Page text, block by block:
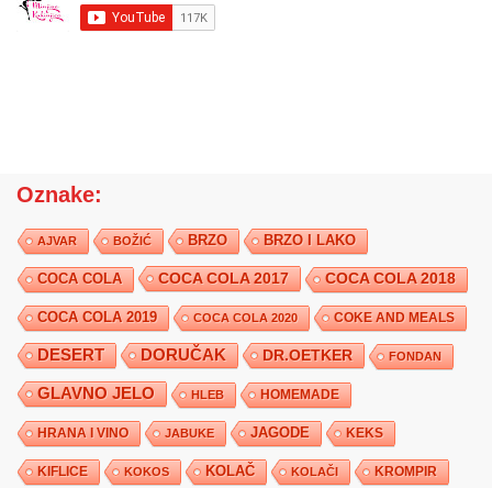
Oznake:
AJVAR BOŽIĆ BRZO BRZO I LAKO
COCA COLA COCA COLA 2017 COCA COLA 2018
COCA COLA 2019 COCA COLA 2020 COKE AND MEALS
DESERT DORUČAK DR.OETKER FONDAN
GLAVNO JELO HLEB HOMEMADE
HRANA I VINO JABUKE JAGODE KEKS
KIFLICE KOKOS KOLAČ KOLAČI KROMPIR